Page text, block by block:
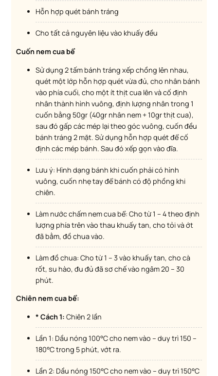
Hỗn hợp quét bánh tráng
Cho tất cả nguyên liệu vào khuấy đều
Cuốn nem cua bể
Sử dụng 2 tấm bánh tráng xếp chồng lên nhau,
quét một lớp hỗn hợp quét vừa đủ, cho nhân bánh
vào phía cuối, cho một ít thịt cua lên và cố định
nhân thành hình vuông, định lượng nhân trong 1
cuốn bằng 50gr (40gr nhân nem + 10gr thịt cua),
sau đó gấp các mép lại theo góc vuông, cuốn đều
bánh tráng 2 mặt. Sử dụng hỗn hợp quét để cố
định các mép bánh. Sau đó xếp gọn vào đĩa.
Lưu ý: Hình dạng bánh khi cuốn phải có hình
vuông, cuốn nhẹ tay để bánh có độ phồng khi
chiên.
Làm nước chấm nem cua bể: Cho từ 1 – 4 theo định
lượng phía trên vào thau khuấy tan, cho tỏi và ớt
đã bằm, đồ chua vào.
Làm đồ chua: Cho từ 1 – 3 vào khuấy tan, cho cà
rốt, su hào, đu đủ đã sơ chế vào ngâm 20 – 30
phút.
Chiên nem cua bể:
* Cách 1: Chiên 2 lần
Lần 1: Dầu nóng 100°C cho nem vào – duy trì 150 –
180°C trong 5 phút, vớt ra.
Lần 2: Dầu nóng 150°C cho nem vào – duy trì 150°C